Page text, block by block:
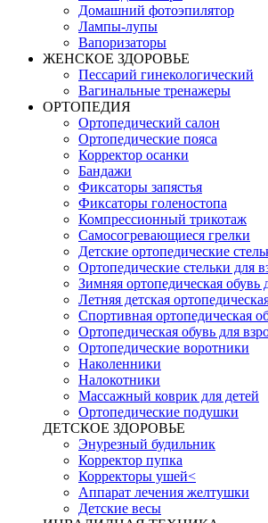
Домашний фотоэпилятор
Лампы-лупы
Вапоризаторы
ЖЕНСКОЕ ЗДОРОВЬЕ
Пессарий гинекологический
Вагинальные тренажеры
ОРТОПЕДИЯ
Ортопедический салон
Ортопедические пояса
Корректор осанки
Бандажи
Фиксаторы запястья
Фиксаторы голеностопа
Компрессионный трикотаж
Самосогревающиеся грелки
Детские ортопедические
Ортопедические стельки для
Зимняя ортопедическая обувь
Летняя детская
Спортивная ортопедическая
Ортопедическая обувь для
Ортопедические воротники
Наколенники
Налокотники
Массажный коврик для детей
Ортопедические подушки
ДЕТСКОЕ ЗДОРОВЬЕ
Энурезный будильник
Корректор пупка
Корректоры ушей<
Аппарат лечения желтушки
Детские весы